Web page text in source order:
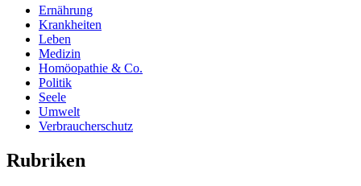
Ernährung
Krankheiten
Leben
Medizin
Homöopathie & Co.
Politik
Seele
Umwelt
Verbraucherschutz
Rubriken